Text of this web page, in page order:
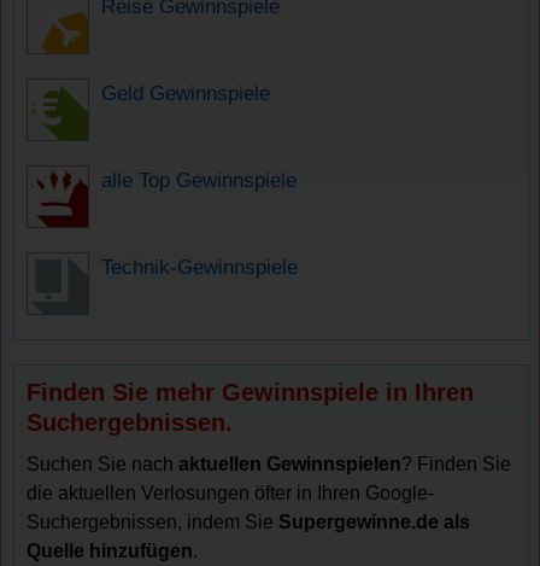
Reise Gewinnspiele
Geld Gewinnspiele
alle Top Gewinnspiele
Technik-Gewinnspiele
Finden Sie mehr Gewinnspiele in Ihren
Suchergebnissen.
Suchen Sie nachaktuellen Gewinnspielen? Finden Sie
die aktuellen Verlosungen öfter in Ihren Google-
Suchergebnissen, indem Sie Supergewinne.de als
Quelle hinzufügen.